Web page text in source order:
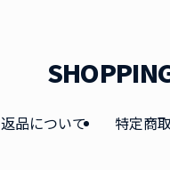
返品について 特定商